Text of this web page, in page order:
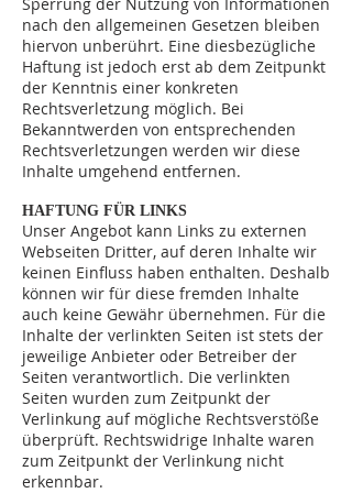
nach den allgemeinen Gesetzen bleiben
hiervon unberührt. Eine diesbezügliche
Haftung ist jedoch erst ab dem Zeitpunkt
der Kenntnis einer konkreten
Rechtsverletzung möglich. Bei
Bekanntwerden von entsprechenden
Rechtsverletzungen werden wir diese
Inhalte umgehend entfernen.
HAFTUNG FÜR LINKS
Unser Angebot kann Links zu externen
Webseiten Dritter, auf deren Inhalte wir
keinen Einfluss haben enthalten. Deshalb
können wir für diese fremden Inhalte
auch keine Gewähr übernehmen. Für die
Inhalte der verlinkten Seiten ist stets der
jeweilige Anbieter oder Betreiber der
Seiten verantwortlich. Die verlinkten
Seiten wurden zum Zeitpunkt der
Verlinkung auf mögliche Rechtsverstöße
überprüft. Rechtswidrige Inhalte waren
zum Zeitpunkt der Verlinkung nicht
erkennbar.